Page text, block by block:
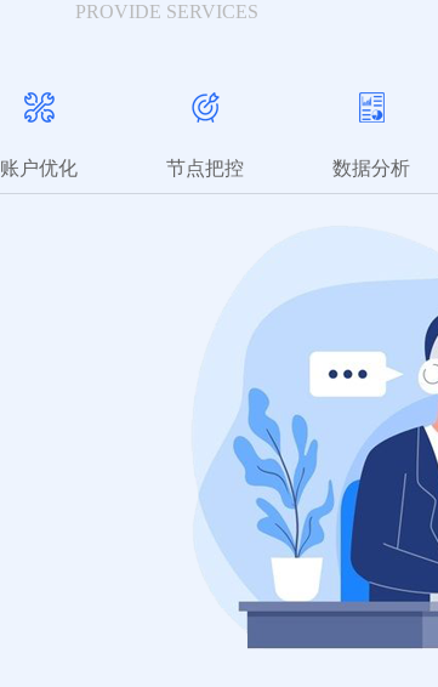
PROVIDE SERVICES
账户优化 节点把控 数据分析